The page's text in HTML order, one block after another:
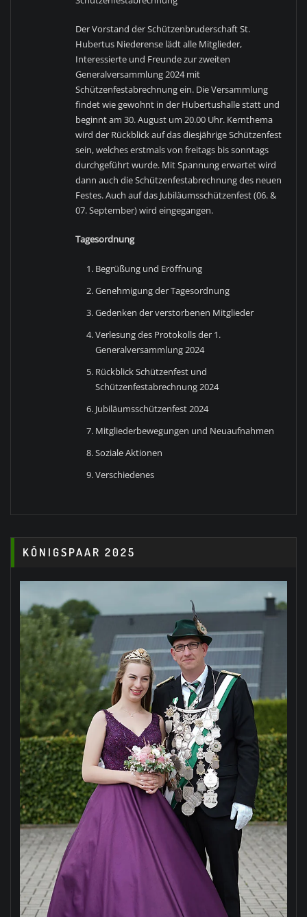
Der Vorstand der Schützenbruderschaft St.
Hubertus Niederense lädt alle Mitglieder,
Interessierte und Freunde zur zweiten
Generalversammlung 2024 mit
Schützenfestabrechnung ein. Die Versammlung
findet wie gewohnt in der Hubertushalle statt und
beginnt am 30. August um 20.00 Uhr. Kernthema
wird der Rückblick auf das diesjährige Schützenfest
sein, welches erstmals von freitags bis sonntags
durchgeführt wurde. Mit Spannung erwartet wird
dann auch die Schützenfestabrechnung des neuen
Festes. Auch auf das Jubiläumsschützenfest (06. &
07. September) wird eingegangen.
Tagesordnung
Begrüßung und Eröffnung
Genehmigung der Tagesordnung
Gedenken der verstorbenen Mitglieder
Verlesung des Protokolls der 1.
Generalversammlung 2024
Rückblick Schützenfest und
Schützenfestabrechnung 2024
Jubiläumsschützenfest 2024
Mitgliederbewegungen und Neuaufnahmen
Soziale Aktionen
Verschiedenes
KÖNIGSPAAR 2025